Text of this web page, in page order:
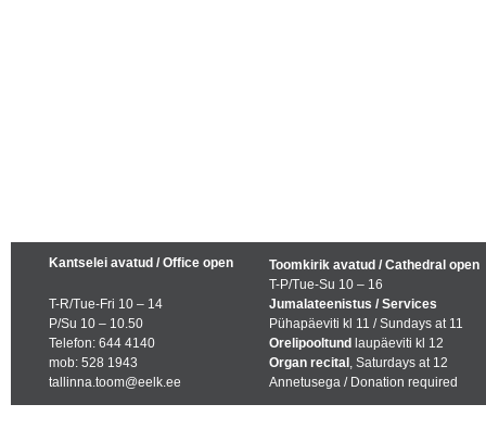
Kantselei avatud / Office open
T-R/Tue-Fri 10 – 14
P/Su 10 – 10.50
Telefon: 644 4140
mob: 528 1943
tallinna.toom@eelk.ee
Toomkirik avatud / Cathedral open
T-P/Tue-Su 10 – 16
Jumalateenistus / Services
Pühapäeviti kl 11 / Sundays at 11
Orelipooltund laupäeviti kl 12
Organ recital , Saturdays at 12
Annetusega / Donation required